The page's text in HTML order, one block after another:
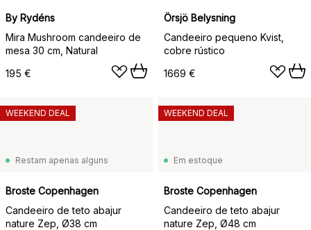
By Rydéns
Mira Mushroom candeeiro de
mesa 30 cm, Natural
195 €
Örsjö Belysning
Candeeiro pequeno Kvist,
cobre rústico
1669 €
Restam apenas alguns
Broste Copenhagen
Candeeiro de teto abajur
nature Zep, Ø38 cm
WEEKEND DEAL
Em estoque
Broste Copenhagen
Candeeiro de teto abajur
nature Zep, Ø48 cm
WEEKEND DEAL